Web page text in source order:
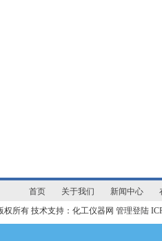
首页 关于我们 新闻中心
所有 技术支持：化工仪器网 管理登陆